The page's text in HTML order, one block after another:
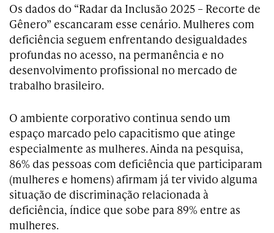
Os dados do “Radar da Inclusão 2025 – Recorte de
Gênero” escancaram esse cenário. Mulheres com
deficiência seguem enfrentando desigualdades
profundas no acesso, na permanência e no
desenvolvimento profissional no mercado de
trabalho brasileiro.
O ambiente corporativo continua sendo um
espaço marcado pelo capacitismo que atinge
especialmente as mulheres. Ainda na pesquisa,
86% das pessoas com deficiência que participaram
(mulheres e homens) afirmam já ter vivido alguma
situação de discriminação relacionada à
deficiência, índice que sobe para 89% entre as
mulheres.